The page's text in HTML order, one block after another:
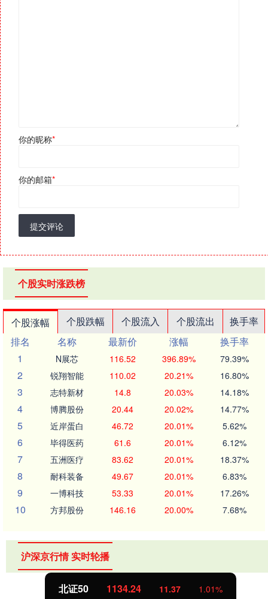
你的昵称*
你的邮箱*
提交评论
个股实时涨跌榜
个股涨幅 个股跌幅 个股流入 个股流出
换手率
排名
名称 最新价 涨幅
换手率
1
N展芯 116.52 396.89% 79.39%
2 锐翔智能 110.02 20.21% 16.80%
3 志特新材 14.8 20.03% 14.18%
4 博腾股份 20.44 20.02% 14.77%
5 近岸蛋白 46.72 20.01% 5.62%
6 毕得医药 61.6 20.01% 6.12%
7 五洲医疗 83.62 20.01% 18.37%
8 耐科装备 49.67 20.01% 6.83%
9 一博科技 53.33 20.01% 17.26%
10 方邦股份 146.16 20.00% 7.68%
沪深京行情 实时轮播
北证50 1134.24 11.37 1.01%